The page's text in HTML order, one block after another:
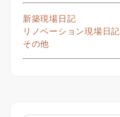
新築現場日記
リノベーション現場日記
その他